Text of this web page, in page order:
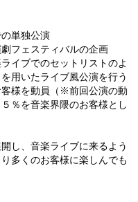
単独公演
フェスティバルの企画
イブでのセットリストのよ
用いたライブ風公演を行う
様を動員（※前回公演の動
％を音楽界隈のお客様とし
し、音楽ライブに来るよう
多くのお客様に楽しんでも